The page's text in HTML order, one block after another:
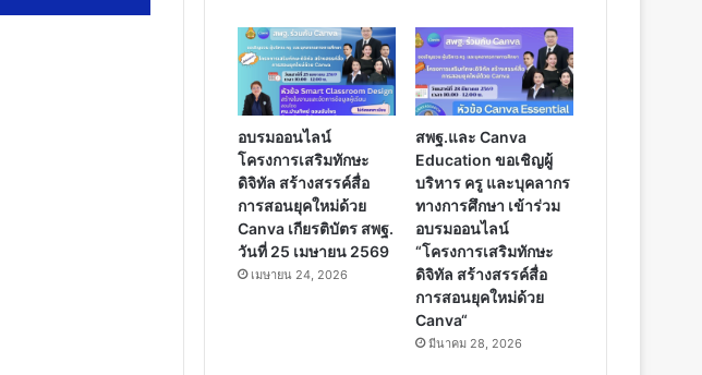
อบรมออนไลน์
โครงการเสริมทักษะ
ดิจิทัล สร้างสรรค์สื่อ
การสอนยุคใหม่ด้วย
Canva เกียรติบัตร สพฐ.
วันที่ 25 เมษายน 2569
เมษายน 24, 2026
สพฐ.และ Canva
Education ขอเชิญผู้
บริหาร ครู และบุคลากร
ทางการศึกษา เข้าร่วม
อบรมออนไลน์
“โครงการเสริมทักษะ
ดิจิทัล สร้างสรรค์สื่อ
การสอนยุคใหม่ด้วย
Canva“
มีนาคม 28, 2026